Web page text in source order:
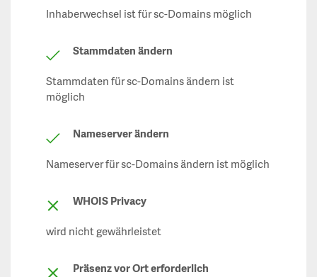
Inhaberwechsel ist für sc-Domains möglich
Stammdaten ändern
Stammdaten für sc-Domains ändern ist
möglich
Nameserver ändern
Nameserver für sc-Domains ändern ist möglich
WHOIS Privacy
wird nicht gewährleistet
Präsenz vor Ort erforderlich